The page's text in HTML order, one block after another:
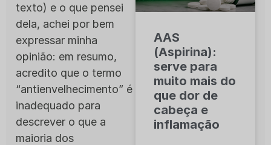
texto) e o que pensei
dela, achei por bem
expressar minha
opinião: em resumo,
acredito que o termo
“antienvelhecimento” é
inadequado para
descrever o que a
maioria dos
AAS
(Aspirina):
serve para
muito mais do
que dor de
cabeça e
inflamação